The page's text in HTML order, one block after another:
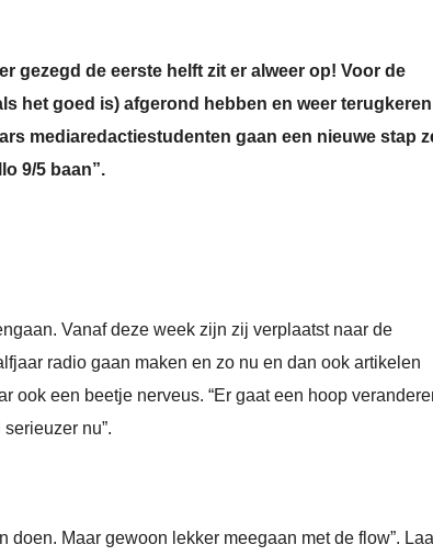
gezegd de eerste helft zit er alweer op! Voor de
het goed is) afgerond hebben en weer
mediaredactiestudenten gaan een nieuwe stap
9/5 baan”.
Vanaf deze week zijn zij verplaatst naar de
radio gaan maken en zo nu en dan ook artikelen
ook een beetje nerveus. “Er gaat een hoop
nu”.
Maar gewoon lekker meegaan met de flow”.